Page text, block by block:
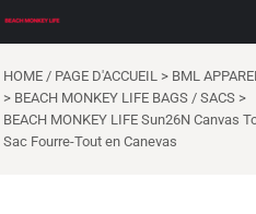
HOME / PAGE D'ACCUEIL > BML
> BEACH MONKEY LIFE BAGS / SACS >
BEACH MONKEY LIFE Sun26N Canvas
Sac Fourre-Tout en Canevas